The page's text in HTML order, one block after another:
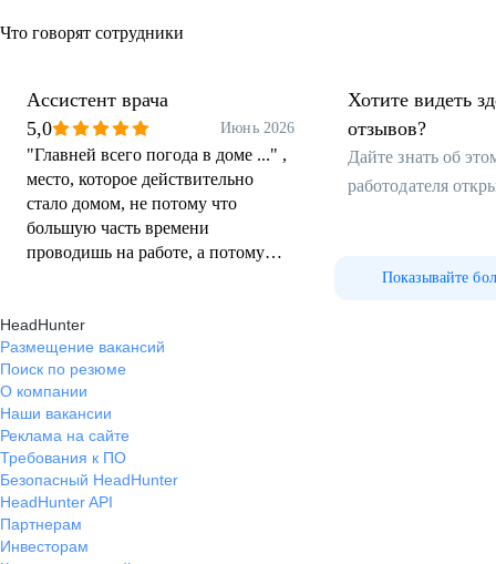
Что говорят сотрудники
Ассистент врача
5,0
Июнь 2026
"Главней всего погода в доме ..." ,
место, которое действительно
стало домом, не потому что
большую часть времени
проводишь на работе, а потому
обратная связь, не просто
существует, а действительно
работает. Учитывались в работе не
только пожелания врачей, но и
мнение ассистентов, что
немаловажно. Крутая,
современная, быстро
развивающаяся компания. Есть
возможность роста во всех
направлениях и предоставляется
Хотите видеть
отзывов?
Дайте знать об
работодателя
Показывайте
HeadHunter
Размещение вакансий
Поиск по резюме
О компании
Наши вакансии
Реклама на сайте
Требования к ПО
Безопасный HeadHunter
HeadHunter API
Партнерам
Инвесторам